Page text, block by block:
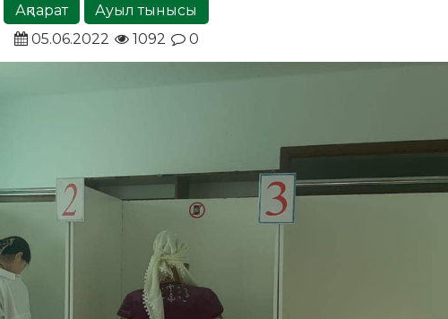
Ақпарат
Ауыл тынысы
05.06.2022
1092 0